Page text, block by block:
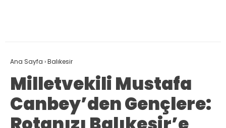
Ana Sayfa ›Balıkesir
Milletvekili Mustafa
Canbey’den Gençlere: